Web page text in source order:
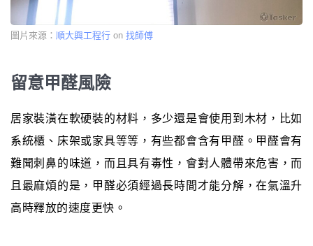
圖片來源： 順大興工程行 on 找師傅
留意甲醛風險
居家裝潢在軟硬裝的材料，多少還是會使用到木材，比如
系統櫃、床架或家具等等，有些都會含有甲醛。甲醛會有
難聞刺鼻的味道，而且具有毒性，會對人體帶來危害，而
且最麻煩的是，甲醛必須經過長時間才能分解，在氣溫升
高時釋放的速度更快。